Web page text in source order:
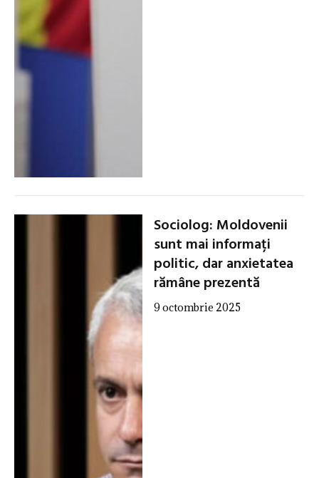
Sociolog: Moldovenii
sunt mai informați
politic, dar anxietatea
rămâne prezentă
9 octombrie 2025